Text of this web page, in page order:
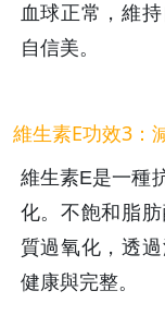
血球正常，維
自信美。
維生素E功效3：
維生素E是一種
化。不飽和脂
質過氧化，透
健康與完整。